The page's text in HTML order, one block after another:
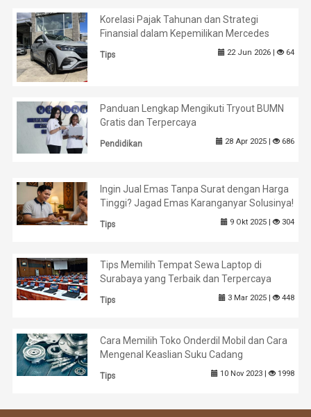
Korelasi Pajak Tahunan dan Strategi
Finansial dalam Kepemilikan Mercedes
Tips 22 Jun 2026 | 64
Panduan Lengkap Mengikuti Tryout BUMN
Gratis dan Terpercaya
Pendidikan 28 Apr 2025 | 686
Ingin Jual Emas Tanpa Surat dengan Harga
Tinggi? Jagad Emas Karanganyar Solusinya!
Tips 9 Okt 2025 | 304
Tips Memilih Tempat Sewa Laptop di
Surabaya yang Terbaik dan Terpercaya
Tips 3 Mar 2025 | 448
Cara Memilih Toko Onderdil Mobil dan Cara
Mengenal Keaslian Suku Cadang
Tips 10 Nov 2023 | 1998